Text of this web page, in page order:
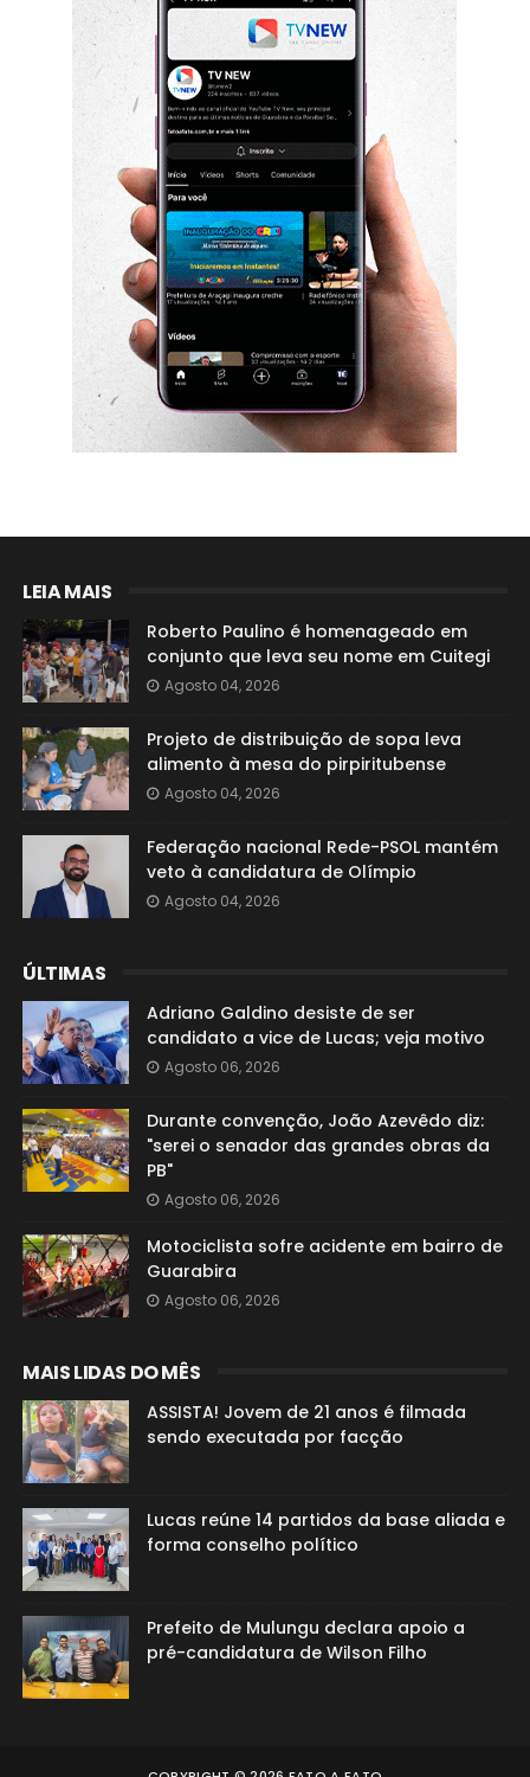
LEIA MAIS
Roberto Paulino é homenageado em
conjunto que leva seu nome em Cuitegi
Agosto 04, 2026
Projeto de distribuição de sopa leva
alimento à mesa do pirpiritubense
Agosto 04, 2026
Federação nacional Rede-PSOL mantém
veto à candidatura de Olímpio
Agosto 04, 2026
ÚLTIMAS
Adriano Galdino desiste de ser
candidato a vice de Lucas; veja motivo
Agosto 06, 2026
Durante convenção, João Azevêdo diz:
"serei o senador das grandes obras da
PB"
Agosto 06, 2026
Motociclista sofre acidente em bairro de
Guarabira
Agosto 06, 2026
MAIS LIDAS DO MÊS
ASSISTA! Jovem de 21 anos é filmada
sendo executada por facção
Lucas reúne 14 partidos da base aliada e
forma conselho político
Prefeito de Mulungu declara apoio a
pré-candidatura de Wilson Filho